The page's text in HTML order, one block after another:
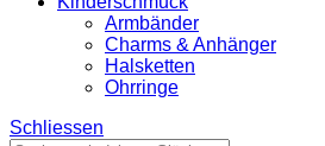
Armbänder
Charms & Anhänger
Halsketten
Ohrringe
Schliessen